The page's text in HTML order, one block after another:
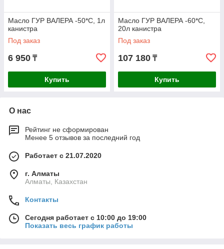
Масло ГУР ВАЛЕРА -50*С, 1л
канистра
Под заказ
6 950 ₸
Купить
Масло ГУР ВАЛЕРА -60*С,
20л канистра
Под заказ
107 180 ₸
Купить
О нас
Рейтинг не сформирован
Менее 5 отзывов за последний год
Работает с 21.07.2020
г. Алматы
Алматы, Казахстан
Контакты
Сегодня работает с 10:00 до 19:00
Показать весь график работы